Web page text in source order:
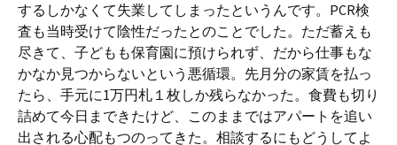
するしかなくて失業してしまったというんです。PCR検
査も当時受けて陰性だったとのことでした。ただ蓄えも
尽きて、子どもも保育園に預けられず、だから仕事もな
かなか見つからないという悪循環。先月分の家賃を払っ
たら、手元に1万円札１枚しか残らなかった。食費も切り
詰めて今日まできたけど、このままではアパートを追い
出される心配もつのってきた。相談するにもどうしてよ